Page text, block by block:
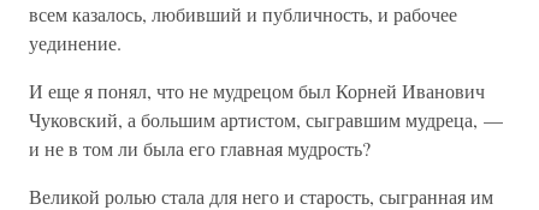
всем казалось, любивший и публичность, и рабочее
уединение.
И еще я понял, что не мудрецом был Корней Иванович
Чуковский, а большим артистом, сыгравшим мудреца, —
и не в том ли была его главная мудрость?
Великой ролью стала для него и старость, сыгранная им